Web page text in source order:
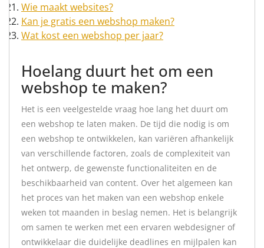
Wie maakt websites?
Kan je gratis een webshop maken?
Wat kost een webshop per jaar?
Hoelang duurt het om een
webshop te maken?
Het is een veelgestelde vraag hoe lang het duurt om
een webshop te laten maken. De tijd die nodig is om
een webshop te ontwikkelen, kan variëren afhankelijk
van verschillende factoren, zoals de complexiteit van
het ontwerp, de gewenste functionaliteiten en de
beschikbaarheid van content. Over het algemeen kan
het proces van het maken van een webshop enkele
weken tot maanden in beslag nemen. Het is belangrijk
om samen te werken met een ervaren webdesigner of
ontwikkelaar die duidelijke deadlines en mijlpalen kan